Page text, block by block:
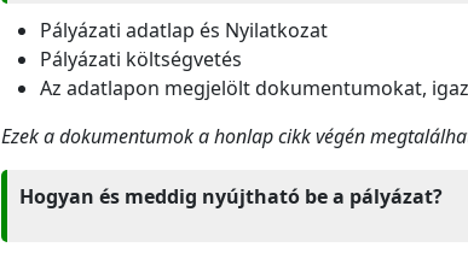
Pályázati adatlap és Nyilatkozat
Pályázati költségvetés
Az adatlapon megjelölt dokumentumokat,
Ezek a dokumentumok a honlap cikk végén
Hogyan és meddig nyújtható be a pályázat?